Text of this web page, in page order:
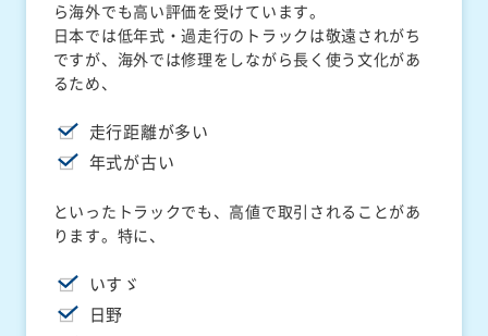
ら海外でも高い評価を受けています。
日本では低年式・過走行のトラックは敬遠されがち
ですが、海外では修理をしながら長く使う文化があ
るため、
走行距離が多い
年式が古い
といったトラックでも、高値で取引されることがあ
ります。特に、
いすゞ
日野